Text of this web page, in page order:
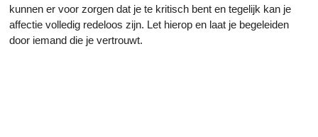
kunnen er voor zorgen dat je te kritisch bent en tegelijk kan je
affectie volledig redeloos zijn. Let hierop en laat je begeleiden
door iemand die je vertrouwt.